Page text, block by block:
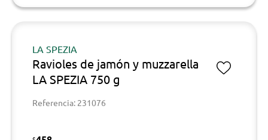
LA SPEZIA
Ravioles de jamón y muzzarella
LA SPEZIA 750 g
Referencia: 231076